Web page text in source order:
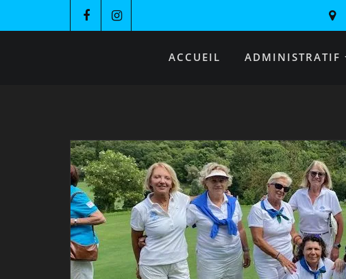
ACCUEIL ADMINISTRATIF